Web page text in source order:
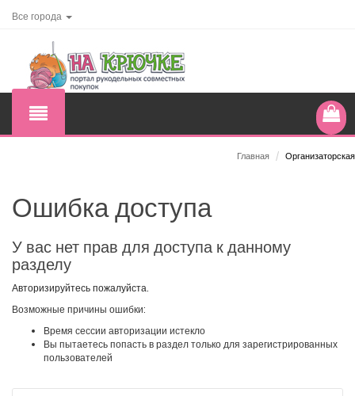
Все города
Главная / Организаторская
Ошибка доступа
У вас нет прав для доступа к данному
разделу
Авторизируйтесь пожалуйста.
Возможные причины ошибки:
Время сессии авторизации истекло
Вы пытаетесь попасть в раздел только для зарегистрированных
пользователей